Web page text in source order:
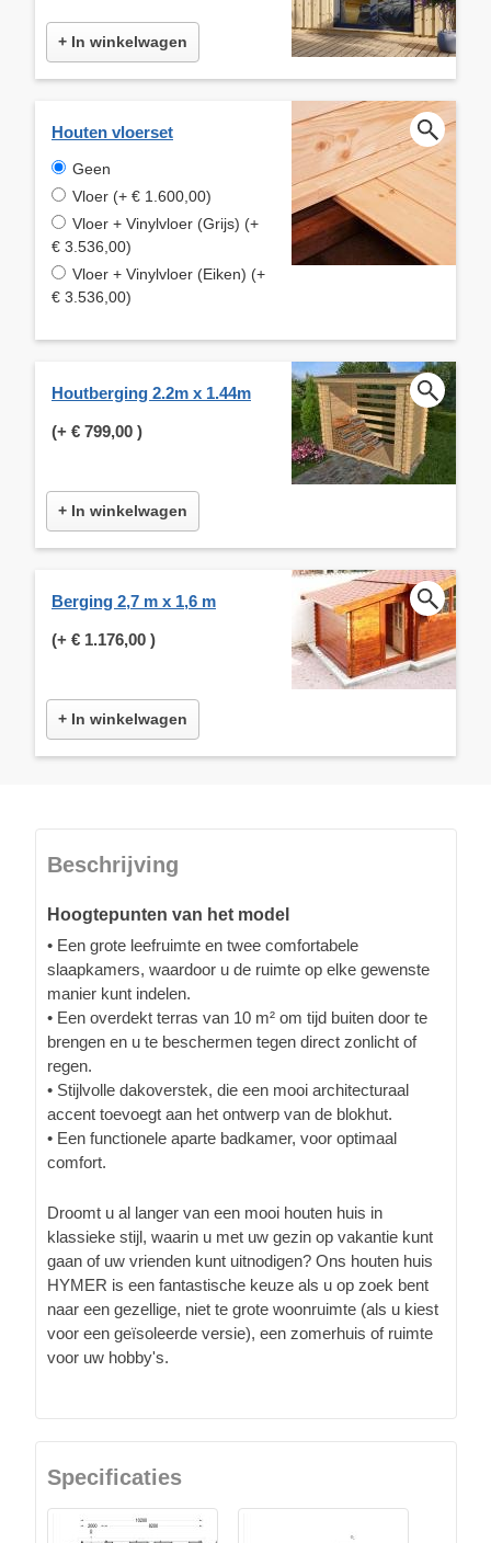
+ In winkelwagen
Houten vloerset
Geen
Vloer (+ € 1.600,00)
Vloer + Vinylvloer (Grijs) (+
€ 3.536,00)
Vloer + Vinylvloer (Eiken) (+
€ 3.536,00)
Houtberging 2.2m x 1.44m
(+ € 799,00 )
+ In winkelwagen
Berging 2,7 m x 1,6 m
(+ € 1.176,00 )
+ In winkelwagen
Beschrijving
Hoogtepunten van het model
• Een grote leefruimte en twee comfortabele
slaapkamers, waardoor u de ruimte op elke gewenste
manier kunt indelen.
• Een overdekt terras van 10 m² om tijd buiten door te
brengen en u te beschermen tegen direct zonlicht of
regen.
• Stijlvolle dakoverstek, die een mooi architecturaal
accent toevoegt aan het ontwerp van de blokhut.
• Een functionele aparte badkamer, voor optimaal
comfort.
Droomt u al langer van een mooi houten huis in
klassieke stijl, waarin u met uw gezin op vakantie kunt
gaan of uw vrienden kunt uitnodigen? Ons houten huis
HYMER is een fantastische keuze als u op zoek bent
naar een gezellige, niet te grote woonruimte (als u kiest
voor een geïsoleerde versie), een zomerhuis of ruimte
voor uw hobby's.
Specificaties